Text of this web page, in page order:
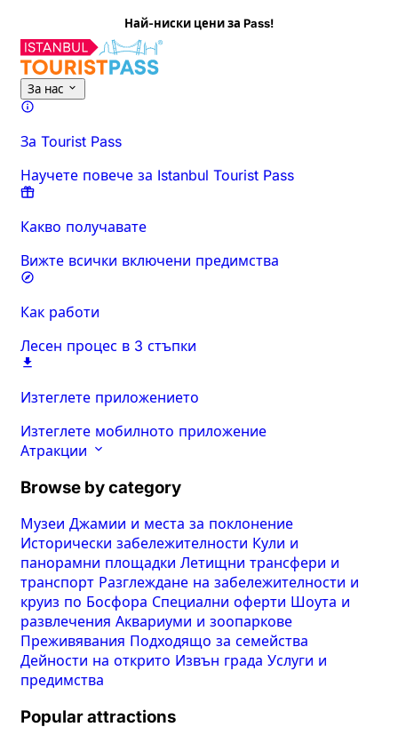
Най-ниски цени за Pass!
За нас
За Tourist Pass
Научете повече за Istanbul Tourist Pass
Какво получавате
Вижте всички включени предимства
Как работи
Лесен процес в 3 стъпки
Изтеглете приложението
Изтеглете мобилното приложение
Атракции
Browse by category
Музеи Джамии и места за поклонение
Исторически забележителности Кули и
панорамни площадки Летищни трансфери и
транспорт Разглеждане на забележителности и
круиз по Босфора Специални оферти Шоута и
развлечения Аквариуми и зоопаркове
Преживявания Подходящо за семейства
Дейности на открито Извън града Услуги и
предимства
Popular attractions
Часове и продължителност